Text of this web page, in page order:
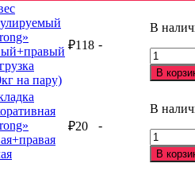
на пару)
₽118 -
В
товара
Навес
"Strong"
130кг
В
₽20 -
В
товара
В